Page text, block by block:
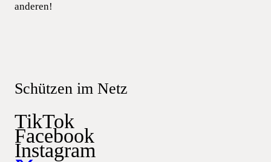
anderen!
Schützen im Netz
TikTok
Facebook
Instagram